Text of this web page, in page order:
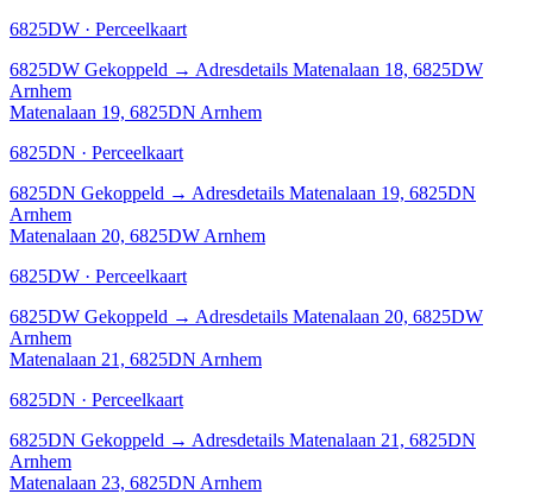
6825DW · Perceelkaart
6825DW Gekoppeld → Adresdetails Matenalaan 18, 6825DW
Arnhem
Matenalaan 19, 6825DN Arnhem
6825DN · Perceelkaart
6825DN Gekoppeld → Adresdetails Matenalaan 19, 6825DN
Arnhem
Matenalaan 20, 6825DW Arnhem
6825DW · Perceelkaart
6825DW Gekoppeld → Adresdetails Matenalaan 20, 6825DW
Arnhem
Matenalaan 21, 6825DN Arnhem
6825DN · Perceelkaart
6825DN Gekoppeld → Adresdetails Matenalaan 21, 6825DN
Arnhem
Matenalaan 23, 6825DN Arnhem